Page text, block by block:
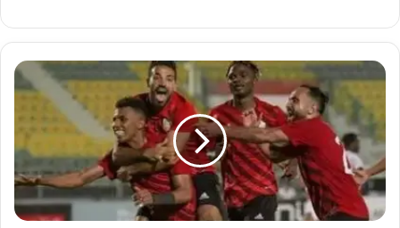
طلائع
يواصل
صحوته
بثنائية
في
شباك
بتروجيت
بالدوري